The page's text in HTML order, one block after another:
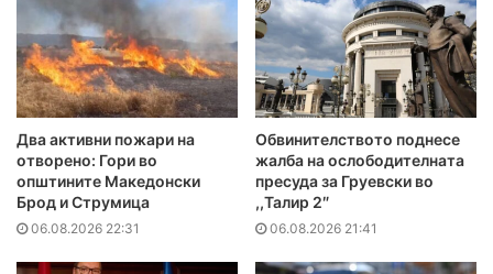
Два активни пожари на
отворено: Гори во
општините Македонски
Брод и Струмица
06.08.2026 22:31
Обвинителството поднесе
жалба на ослободителната
пресуда за Груевски во
,,Талир 2″
06.08.2026 21:41